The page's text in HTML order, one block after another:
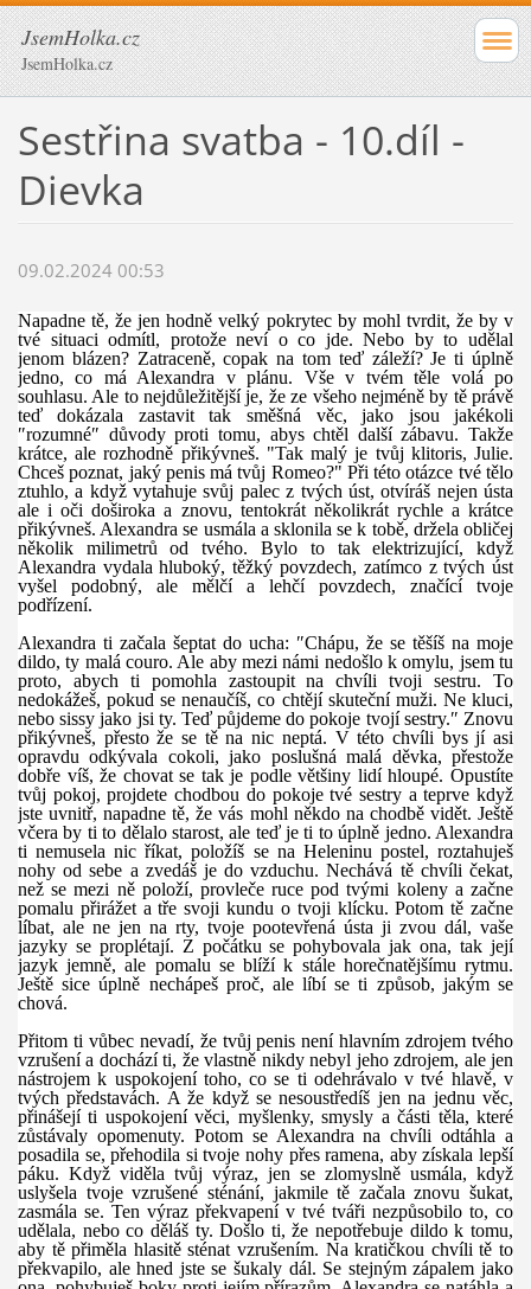
JsemHolka.cz
JsemHolka.cz
Sestřina svatba - 10.díl -
Dievka
09.02.2024 00:53
Napadne tě, že jen hodně velký pokrytec by mohl tvrdit, že by v
tvé situaci odmítl, protože neví o co jde. Nebo by to udělal
jenom blázen? Zatraceně, copak na tom teď záleží? Je ti úplně
jedno, co má Alexandra v plánu. Vše v tvém těle volá po
souhlasu. Ale to nejdůležitější je, že ze všeho nejméně by tě právě
teď dokázala zastavit tak směšná věc, jako jsou jakékoli
″rozumné″ důvody proti tomu, abys chtěl další zábavu. Takže
krátce, ale rozhodně přikývneš. "Tak malý je tvůj klitoris, Julie.
Chceš poznat, jaký penis má tvůj Romeo?" Při této otázce tvé tělo
ztuhlo, a když vytahuje svůj palec z tvých úst, otvíráš nejen ústa
ale i oči doširoka a znovu, tentokrát několikrát rychle a krátce
přikývneš. Alexandra se usmála a sklonila se k tobě, držela obličej
několik milimetrů od tvého. Bylo to tak elektrizující, když
Alexandra vydala hluboký, těžký povzdech, zatímco z tvých úst
vyšel podobný, ale mělčí a lehčí povzdech, značící tvoje
podřízení.
Alexandra ti začala šeptat do ucha: ″Chápu, že se těšíš na moje
dildo, ty malá couro. Ale aby mezi námi nedošlo k omylu, jsem tu
proto, abych ti pomohla zastoupit na chvíli tvoji sestru. To
nedokážeš, pokud se nenaučíš, co chtějí skuteční muži. Ne kluci,
nebo sissy jako jsi ty. Teď půjdeme do pokoje tvojí sestry.″ Znovu
přikývneš, přesto že se tě na nic neptá. V této chvíli bys jí asi
opravdu odkývala cokoli, jako poslušná malá děvka, přestože
dobře víš, že chovat se tak je podle většiny lidí hloupé. Opustíte
tvůj pokoj, projdete chodbou do pokoje tvé sestry a teprve když
jste uvnitř, napadne tě, že vás mohl někdo na chodbě vidět. Ještě
včera by ti to dělalo starost, ale teď je ti to úplně jedno. Alexandra
ti nemusela nic říkat, položíš se na Heleninu postel, roztahuješ
nohy od sebe a zvedáš je do vzduchu. Nechává tě chvíli čekat,
než se mezi ně položí, provleče ruce pod tvými koleny a začne
pomalu přirážet a tře svoji kundu o tvoji klícku. Potom tě začne
líbat, ale ne jen na rty, tvoje pootevřená ústa ji zvou dál, vaše
jazyky se proplétají. Z počátku se pohybovala jak ona, tak její
jazyk jemně, ale pomalu se blíží k stále horečnatějšímu rytmu.
Ještě sice úplně nechápeš proč, ale líbí se ti způsob, jakým se
chová.
Přitom ti vůbec nevadí, že tvůj penis není hlavním zdrojem tvého
vzrušení a dochází ti, že vlastně nikdy nebyl jeho zdrojem, ale jen
nástrojem k uspokojení toho, co se ti odehrávalo v tvé hlavě, v
tvých představách. A že když se nesoustředíš jen na jednu věc,
přinášejí ti uspokojení věci, myšlenky, smysly a části těla, které
zůstávaly opomenuty. Potom se Alexandra na chvíli odtáhla a
posadila se, přehodila si tvoje nohy přes ramena, aby získala lepší
páku. Když viděla tvůj výraz, jen se zlomyslně usmála, když
uslyšela tvoje vzrušené sténání, jakmile tě začala znovu šukat,
zasmála se. Ten výraz překvapení v tvé tváři nezpůsobilo to, co
udělala, nebo co děláš ty. Došlo ti, že nepotřebuje dildo k tomu,
aby tě přiměla hlasitě sténat vzrušením. Na kratičkou chvíli tě to
překvapilo, ale hned jste se šukaly dál. Se stejným zápalem jako